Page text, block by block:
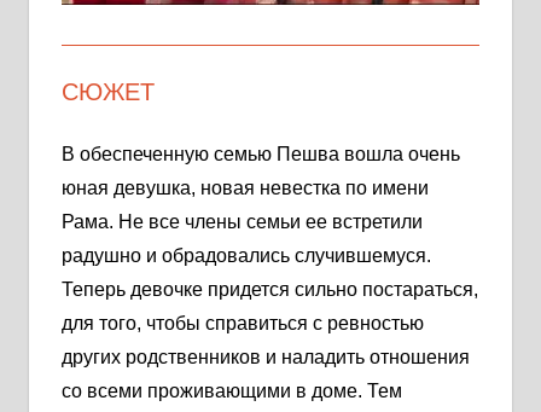
СЮЖЕТ
В обеспеченную семью Пешва вошла очень
юная девушка, новая невестка по имени
Рама. Не все члены семьи ее встретили
радушно и обрадовались случившемуся.
Теперь девочке придется сильно постараться,
для того, чтобы справиться с ревностью
других родственников и наладить отношения
со всеми проживающими в доме. Тем